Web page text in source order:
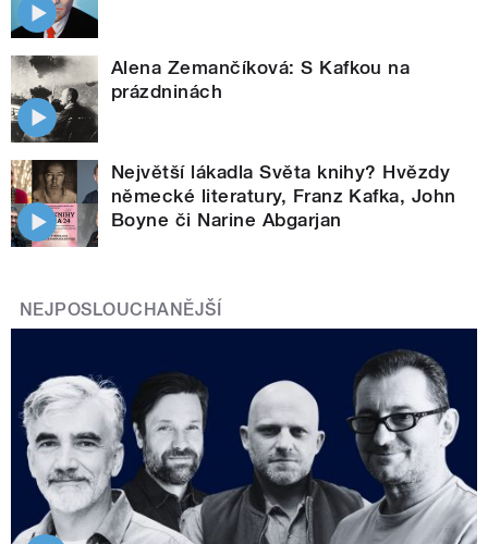
Alena Zemančíková: S Kafkou na
prázdninách
Největší lákadla Světa knihy? Hvězdy
německé literatury, Franz Kafka, John
Boyne či Narine Abgarjan
NEJPOSLOUCHANĚJŠÍ